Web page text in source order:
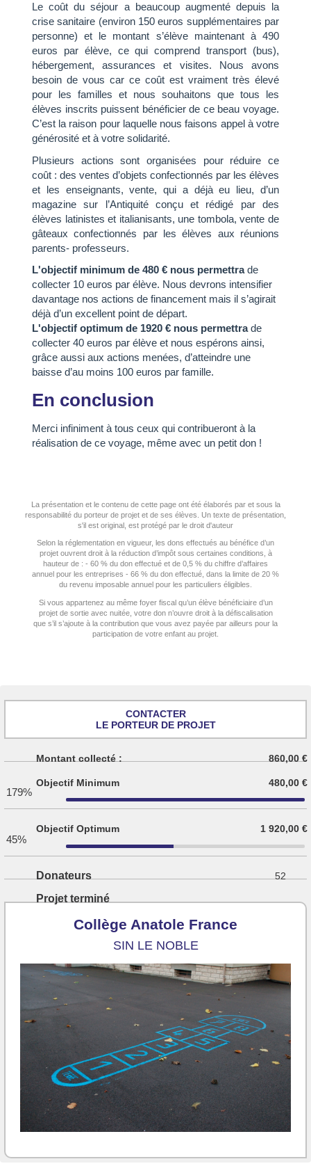
Le coût du séjour a beaucoup augmenté depuis la
crise sanitaire (environ 150 euros supplémentaires par
personne) et le montant s’élève maintenant à 490
euros par élève, ce qui comprend transport (bus),
hébergement, assurances et visites. Nous avons
besoin de vous car ce coût est vraiment très élevé
pour les familles et nous souhaitons que tous les
élèves inscrits puissent bénéficier de ce beau voyage.
C’est la raison pour laquelle nous faisons appel à votre
générosité et à votre solidarité.
Plusieurs actions sont organisées pour réduire ce
coût : des ventes d’objets confectionnés par les élèves
et les enseignants, vente, qui a déjà eu lieu, d’un
magazine sur l’Antiquité conçu et rédigé par des
élèves latinistes et italianisants, une tombola, vente de
gâteaux confectionnés par les élèves aux réunions
parents- professeurs.
L'objectif minimum de 480 € nous permettrade
collecter 10 euros par élève. Nous devrons intensifier
davantage nos actions de financement mais il s’agirait
déjà d’un excellent point de départ.
L'objectif optimum de 1920 € nous permettrade
collecter 40 euros par élève et nous espérons ainsi,
grâce aussi aux actions menées, d’atteindre une
baisse d’au moins 100 euros par famille.
En conclusion
Merci infiniment à tous ceux qui contribueront à la
réalisation de ce voyage, même avec un petit don !
La présentation et le contenu de cette page ont été élaborés par et sous la
responsabilité du porteur de projet et de ses élèves. Un texte de présentation,
s'il est original, est protégé par le droit d'auteur
Selon la réglementation en vigueur, les dons effectués au bénéfice d’un
projet ouvrent droit à la réduction d’impôt sous certaines conditions, à
hauteur de : - 60 % du don effectué et de 0,5 % du chiffre d’affaires
annuel pour les entreprises - 66 % du don effectué, dans la limite de 20 %
du revenu imposable annuel pour les particuliers éligibles.
Si vous appartenez au même foyer fiscal qu’un élève bénéficiaire d’un
projet de sortie avec nuitée, votre don n’ouvre droit à la défiscalisation
que s’il s’ajoute à la contribution que vous avez payée par ailleurs pour la
participation de votre enfant au projet.
CONTACTER
LE PORTEUR DE PROJET
Montant collecté : 860,00 €
Objectif Minimum 480,00 €
179%
Objectif Optimum 1 920,00 €
45%
Donateurs 52
Projet terminé
Collège Anatole France
SIN LE NOBLE